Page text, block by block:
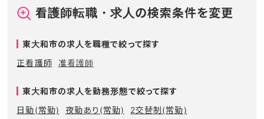
看護師転職・求人の検索条件を変更
東大和市の求人を職種で絞って探す
正看護師
准看護師
東大和市の求人を勤務形態で絞って探す
日勤(常勤)
夜勤あり(常勤)
2交替制(常勤)